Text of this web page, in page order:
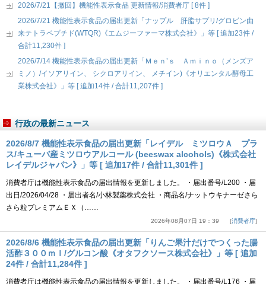
2026/7/21【撤回】機能性表示食品 更新情報/消費者庁 [ 8件 ]
2026/7/21 機能性表示食品の届出更新「ナップル 肝脂サプリ/グロビン由
来テトラペプチド(WTQR)《エムジーファーマ株式会社》」等 [ 追加23件 /
合計11,230件 ]
2026/7/14 機能性表示食品の届出更新「Ｍｅｎ’ｓ Ａｍｉｎｏ（メンズア
ミノ）/イソアリイン、 シクロアリイン、 メチイン)《オリエンタル酵母工
業株式会社》」等 [ 追加14件 / 合計11,207件 ]
行政の最新ニュース
2026/8/7 機能性表示食品の届出更新「レイデル ミツロウＡ プラ
ス/キューバ産ミツロウアルコール (beeswax alcohols)《株式会社
レイデルジャパン》」等 [ 追加17件 / 合計11,301件 ]
消費者庁は機能性表示食品の届出情報を更新しました。 ・届出番号/L200 ・届
出日/2026/04/28 ・届出者名/小林製薬株式会社 ・商品名/ナットウキナーゼさら
さら粒プレミアムＥＸ（……
2026年08月07日 19：39 消費者庁
2026/8/6 機能性表示食品の届出更新「りんご果汁だけでつくった腸
活酢３００ｍｌ/グルコン酸《オタフクソース株式会社》」等 [ 追加
24件 / 合計11,284件 ]
消費者庁は機能性表示食品の届出情報を更新しました。 ・届出番号/L176 ・届